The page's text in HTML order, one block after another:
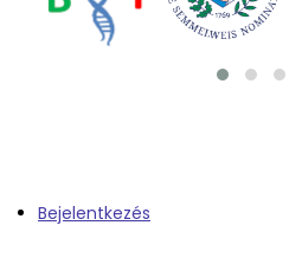
Bejelentkezés